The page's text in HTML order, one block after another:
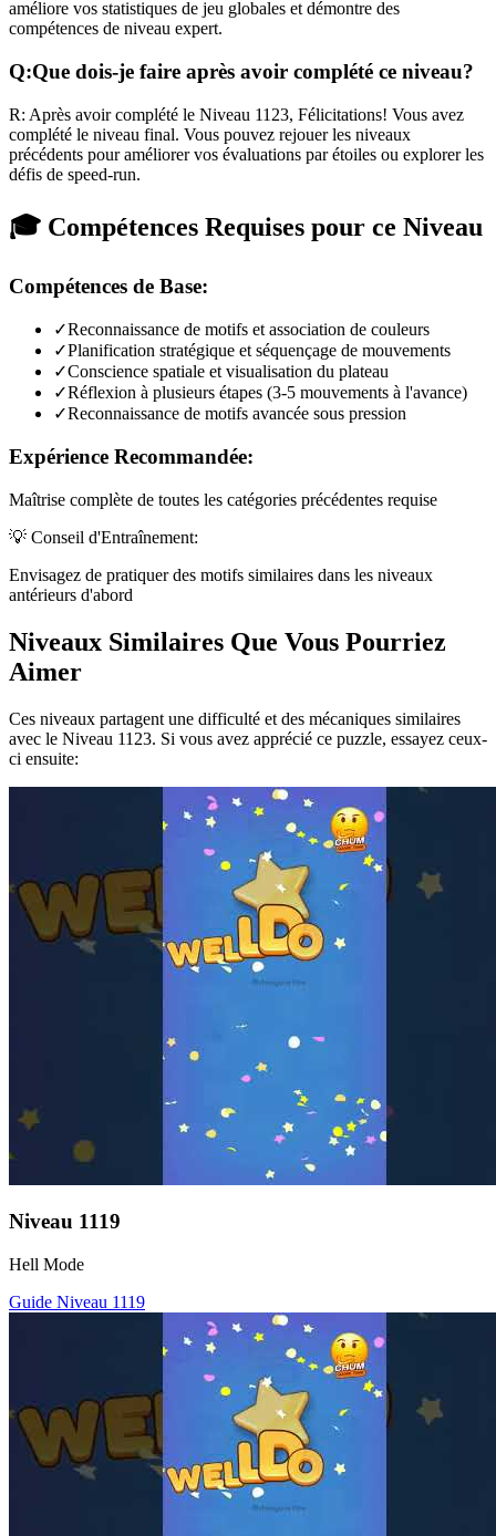
améliore vos statistiques de jeu globales et démontre des
compétences de niveau expert.
Q:Que dois-je faire après avoir complété ce niveau?
R: Après avoir complété le Niveau 1123, Félicitations! Vous avez
complété le niveau final. Vous pouvez rejouer les niveaux
précédents pour améliorer vos évaluations par étoiles ou explorer les
défis de speed-run.
🎓 Compétences Requises pour ce Niveau
Compétences de Base:
✓Reconnaissance de motifs et association de couleurs
✓Planification stratégique et séquençage de mouvements
✓Conscience spatiale et visualisation du plateau
✓Réflexion à plusieurs étapes (3-5 mouvements à l'avance)
✓Reconnaissance de motifs avancée sous pression
Expérience Recommandée:
Maîtrise complète de toutes les catégories précédentes requise
💡 Conseil d'Entraînement:
Envisagez de pratiquer des motifs similaires dans les niveaux
antérieurs d'abord
Niveaux Similaires Que Vous Pourriez
Aimer
Ces niveaux partagent une difficulté et des mécaniques similaires
avec le Niveau 1123. Si vous avez apprécié ce puzzle, essayez ceux-
ci ensuite:
Niveau 1119
Hell Mode
Guide Niveau 1119